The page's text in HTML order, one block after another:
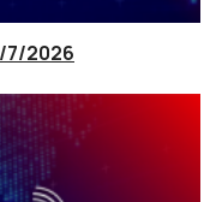
7/2026